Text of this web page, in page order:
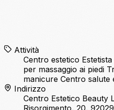
Attività
Centro estetico Estetista
per massaggio ai piedi
manicure Centro salute
Indirizzo
Centro Estetico Beauty